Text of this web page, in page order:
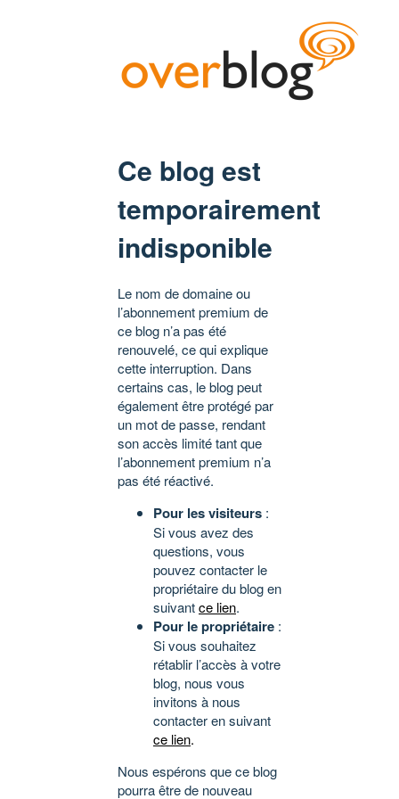
Ce blog est
temporairement
indisponible
Le nom de domaine ou
l’abonnement premium de
ce blog n’a pas été
renouvelé, ce qui explique
cette interruption. Dans
certains cas, le blog peut
également être protégé par
un mot de passe, rendant
son accès limité tant que
l’abonnement premium n’a
pas été réactivé.
Pour les visiteurs :
Si vous avez des
questions, vous
pouvez contacter le
propriétaire du blog en
suivantce lien.
Pour le propriétaire :
Si vous souhaitez
rétablir l’accès à votre
blog, nous vous
invitons à nous
contacter en suivant
ce lien.
Nous espérons que ce blog
pourra être de nouveau